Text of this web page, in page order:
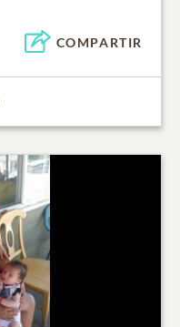
COMPARTIR